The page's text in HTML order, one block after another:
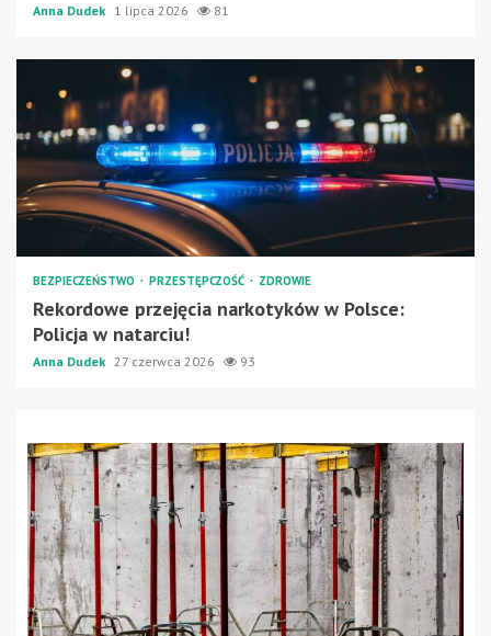
Anna Dudek 1 lipca 2026 81
BEZPIECZEŃSTWO PRZESTĘPCZOŚĆ ZDROWIE
Rekordowe przejęcia narkotyków w Polsce:
Policja w natarciu!
Anna Dudek 27 czerwca 2026 93